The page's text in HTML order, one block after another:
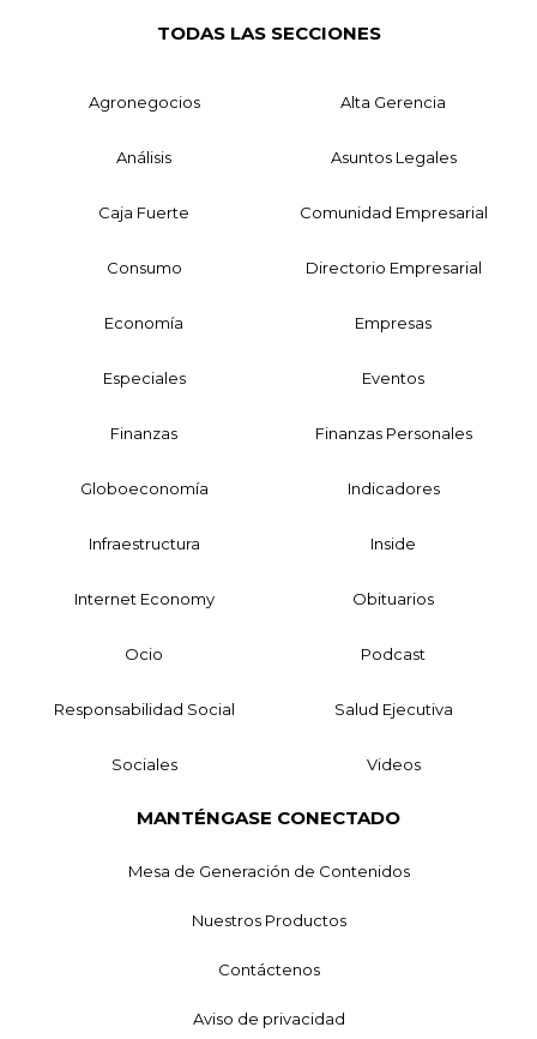
TODAS LAS SECCIONES
Agronegocios Alta Gerencia
Análisis Asuntos Legales
Caja Fuerte Comunidad Empresarial
Consumo Directorio Empresarial
Economía Empresas
Especiales Eventos
Finanzas Finanzas Personales
Globoeconomía Indicadores
Infraestructura Inside
Internet Economy Obituarios
Ocio Podcast
Responsabilidad Social Salud Ejecutiva
Sociales Videos
MANTÉNGASE CONECTADO
Mesa de Generación de Contenidos
Nuestros Productos
Contáctenos
Aviso de privacidad